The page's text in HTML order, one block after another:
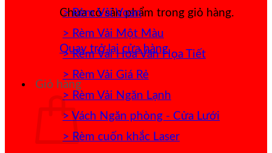
Chưa có sản phẩm trong giỏ hàng.
Quay trở lại cửa hàng
Giỏ hàng
> Rèm Vải Voan
> Rèm Vải Một Màu
> Rèm Vải Hoa Văn Họa Tiết
> Rèm Vải Giá Rẻ
> Rèm Vải Ngăn Lạnh
> Vách Ngăn phòng - Cửa Lưới
> Rèm cuốn khắc Laser